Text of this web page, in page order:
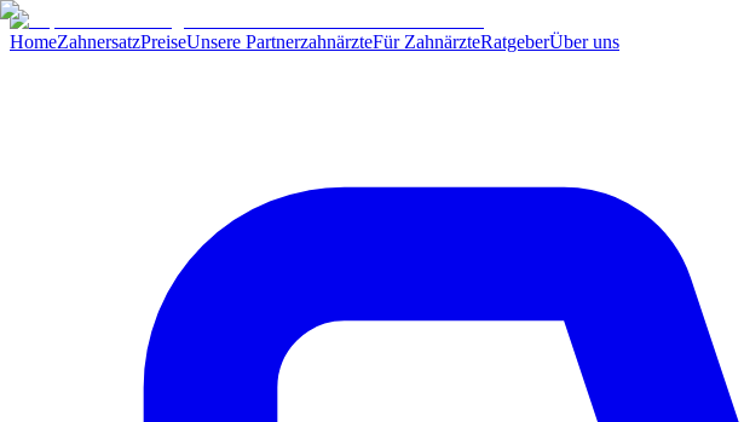
HomeZahnersatzPreiseUnsere PartnerzahnärzteFür ZahnärzteRatgeberÜber uns